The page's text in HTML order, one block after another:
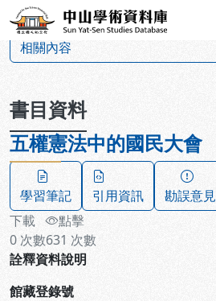
跳到主要內容
中山學術資料庫
相關內容
書目資料
五權憲法中的國民大會
學習筆記 引用資訊 勘誤意見
下載
0 次數
點擊
631 次數
詮釋資料說明
館藏登錄號